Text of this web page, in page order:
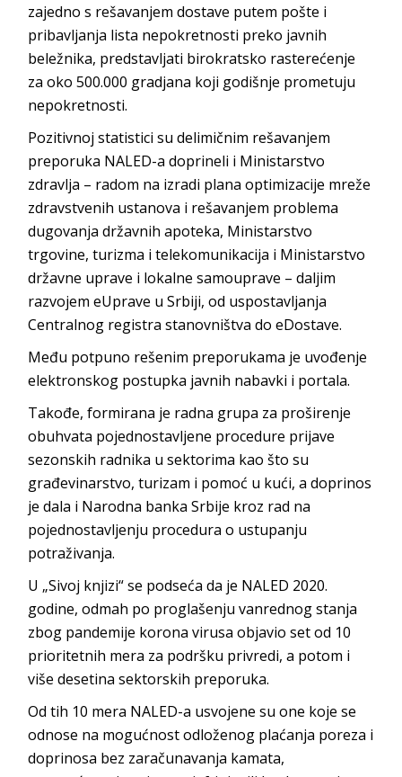
zajedno s rešavanjem dostave putem pošte i
pribavljanja lista nepokretnosti preko javnih
beležnika, predstavljati birokratsko rasterećenje
za oko 500.000 gradjana koji godišnje prometuju
nepokretnosti.
Pozitivnoj statistici su delimičnim rešavanjem
preporuka NALED-a doprineli i Ministarstvo
zdravlja – radom na izradi plana optimizacije mreže
zdravstvenih ustanova i rešavanjem problema
dugovanja državnih apoteka, Ministarstvo
trgovine, turizma i telekomunikacija i Ministarstvo
državne uprave i lokalne samouprave – daljim
razvojem eUprave u Srbiji, od uspostavljanja
Centralnog registra stanovništva do eDostave.
Među potpuno rešenim preporukama je uvođenje
elektronskog postupka javnih nabavki i portala.
Takođe, formirana je radna grupa za proširenje
obuhvata pojednostavljene procedure prijave
sezonskih radnika u sektorima kao što su
građevinarstvo, turizam i pomoć u kući, a doprinos
je dala i Narodna banka Srbije kroz rad na
pojednostavljenju procedura o ustupanju
potraživanja.
U „Sivoj knjizi“ se podseća da je NALED 2020.
godine, odmah po proglašenju vanrednog stanja
zbog pandemije korona virusa objavio set od 10
prioritetnih mera za podršku privredi, a potom i
više desetina sektorskih preporuka.
Od tih 10 mera NALED-a usvojene su one koje se
odnose na mogućnost odloženog plaćanja poreza i
doprinosa bez zaračunavanja kamata,